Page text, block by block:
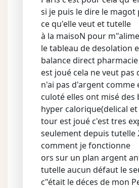
si je puis le dire le
ce qu'elle veut et tutelle
à la maisoN pour
le tableau de desolation
balance direct
est joué cela ne veut pas
n'ai pas d'argent comme
culoté elles ont misé des
hyper calorique(delical
tour est joué c'est tres
seulement depuis tutelle
comment je fonctionne
ors sur un plan argent
tutelle aucun défaut le
c"était le déces de mon